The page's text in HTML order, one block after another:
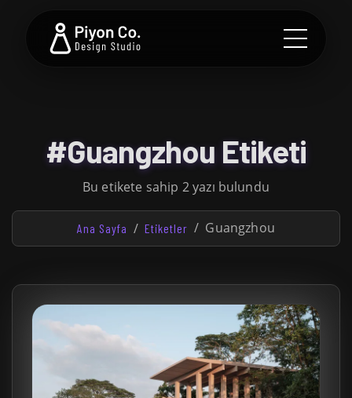
#Guangzhou Etiketi
Bu etikete sahip 2 yazı bulundu
Ana Sayfa Etiketler Guangzhou